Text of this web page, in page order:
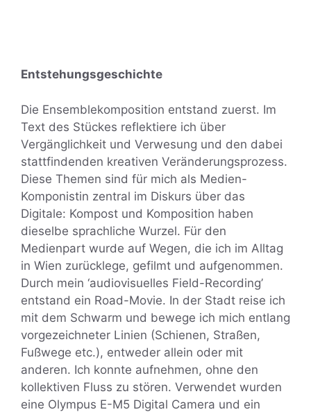
Entstehungsgeschichte
Die Ensemblekomposition entstand zuerst. Im
Text des Stückes reflektiere ich über
Vergänglichkeit und Verwesung und den dabei
stattfindenden kreativen Veränderungsprozess.
Diese Themen sind für mich als Medien-
Komponistin zentral im Diskurs über das
Digitale: Kompost und Komposition haben
dieselbe sprachliche Wurzel. Für den
Medienpart wurde auf Wegen, die ich im Alltag
in Wien zurücklege, gefilmt und aufgenommen.
Durch mein ‘audiovisuelles Field-Recording’
entstand ein Road-Movie. In der Stadt reise ich
mit dem Schwarm und bewege ich mich entlang
vorgezeichneter Linien (Schienen, Straßen,
Fußwege etc.), entweder allein oder mit
anderen. Ich konnte aufnehmen, ohne den
kollektiven Fluss zu stören. Verwendet wurden
eine Olympus E-M5 Digital Camera und ein